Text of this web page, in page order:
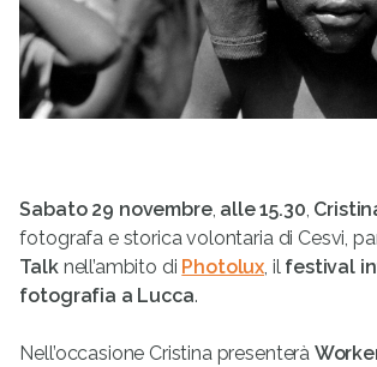
Sabato 29 novembre, alle 15.30,
fotografa e storica volontaria di Cesvi,
Talknell’ambito di Photolux, il festival
fotografia a Lucca.
Nell’occasione Cristina presenterà